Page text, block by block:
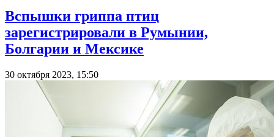
Вспышки гриппа птиц
зарегистрировали в Румынии,
Болгарии и Мексике
30 октября 2023, 15:50